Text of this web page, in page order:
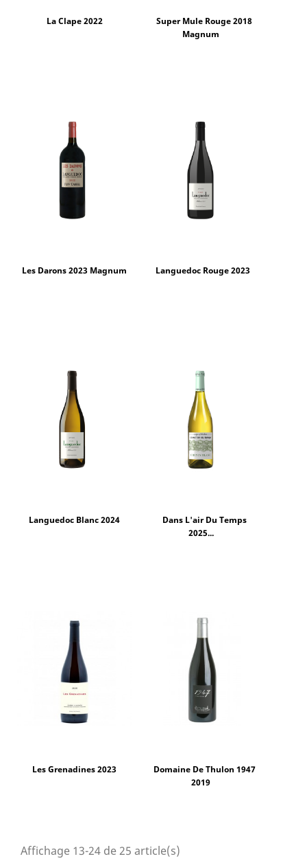
La Clape 2022
Super Mule Rouge 2018
Magnum
Les Darons 2023 Magnum Languedoc Rouge 2023
Languedoc Blanc 2024
Dans L'air Du Temps
2025...
Les Grenadines 2023
Domaine De Thulon 1947
2019
Affichage 13-24 de 25 article(s)